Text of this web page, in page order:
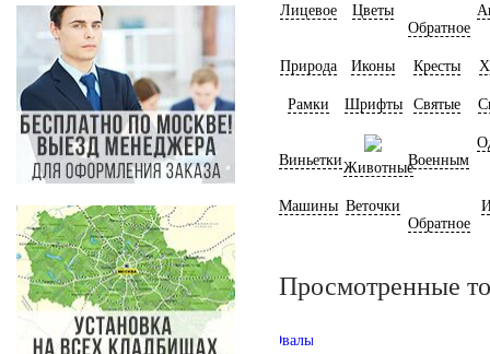
Лицевое
Цветы
Обратное
Природа Иконы Кресты
Рамки Шрифты Святые
ВиньеткиЖивотныеВоенным
Машины Веточки
Обратное
Просмотренные